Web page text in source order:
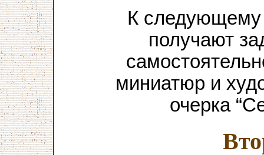
К следующему
получают
миниатюр и
очерка